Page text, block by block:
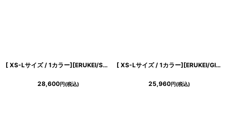
[ XS-Lサイズ / 1カラー][ERUKEI/SETTAN]ブラック×ホワイト・バックリボン・リボン・バイカラー・ノースリーブ・ミニドレス・ワンピース[送料無料]
28,600円(税込)
[ XS-Lサイズ / 1カラー][ERUKEI/GINZA COUTURE]ツイード・ポケット・金ボタン・パールブローチ付き・半袖・Aライン・ミニドレス・ワンピース[送料無料]
25,960円(税込)